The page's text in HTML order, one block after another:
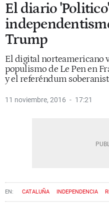
El diario
Trump
El digital norteamericano
populismo de Le Pen en
y el referéndum
11 noviembre, 2016 17:21
CATALUÑA INDEPENDENCIA